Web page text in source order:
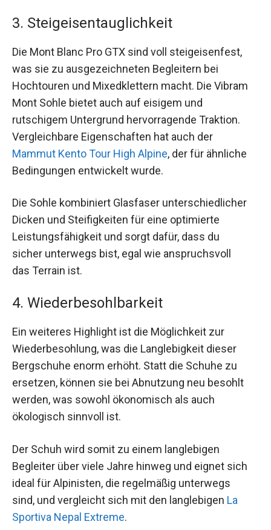
3. Steigeisentauglichkeit
Die Mont Blanc Pro GTX sind voll steigeisenfest,
was sie zu ausgezeichneten Begleitern bei
Hochtouren und Mixedklettern macht. Die Vibram
Mont Sohle bietet auch auf eisigem und
rutschigem Untergrund hervorragende Traktion.
Vergleichbare Eigenschaften hat auch der
Mammut Kento Tour High Alpine, der für ähnliche
Bedingungen entwickelt wurde.
Die Sohle kombiniert Glasfaser unterschiedlicher
Dicken und Steifigkeiten für eine optimierte
Leistungsfähigkeit und sorgt dafür, dass du
sicher unterwegs bist, egal wie anspruchsvoll
das Terrain ist.
4. Wiederbesohlbarkeit
Ein weiteres Highlight ist die Möglichkeit zur
Wiederbesohlung, was die Langlebigkeit dieser
Bergschuhe enorm erhöht. Statt die Schuhe zu
ersetzen, können sie bei Abnutzung neu besohlt
werden, was sowohl ökonomisch als auch
ökologisch sinnvoll ist.
Der Schuh wird somit zu einem langlebigen
Begleiter über viele Jahre hinweg und eignet sich
ideal für Alpinisten, die regelmäßig unterwegs
sind, und vergleicht sich mit den langlebigen La
Sportiva Nepal Extreme.